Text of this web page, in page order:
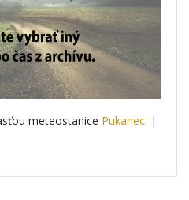
meteostanice Pukanec. |